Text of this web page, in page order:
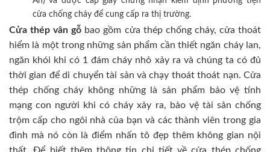
cửa chống cháy để cung cấp ra thị trường.
Cửa thép vân gỗ bao gồm cửa thép chống cháy, cửa thoát
hiểm là một trong những sản phẩm cần thiết ngăn cháy lan,
ngăn khói khi có 1 đám cháy nhỏ xảy ra và chúng ta có đủ
thời gian để di chuyển tài sản và chạy thoát thoát nạn. Cửa
thép chống cháy không những là sản phẩm bảo vệ tính
mạng con người khi có cháy xảy ra, bảo vệ tài sản chống
trộm cấp cho ngôi nhà của bạn và các thành viên trong gia
đình mà nó còn là điểm nhấn tô đẹp thêm không gian nội